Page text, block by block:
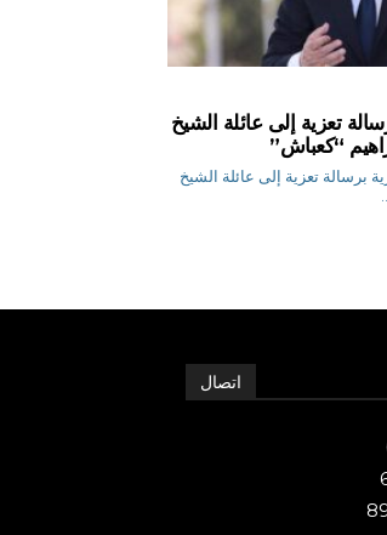
تعزية إلى عائلة الشيخ
“كعباش”
برسالة تعزية إلى عائلة الشيخ
اتصال